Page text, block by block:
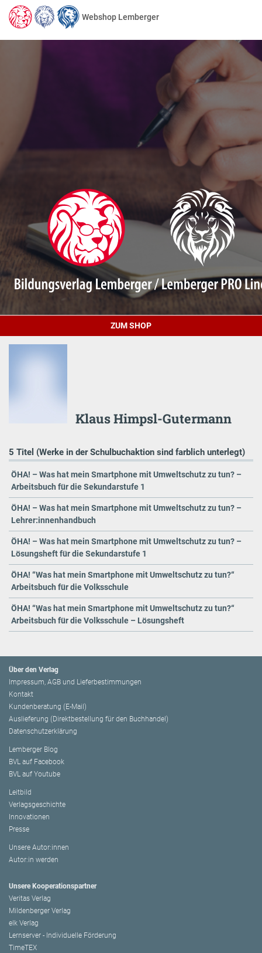
Webshop Lemberger
ZUM SHOP
Klaus Himpsl-Gutermann
5 Titel (Werke in der Schulbuchaktion sind farblich unterlegt)
ÖHA! – Was hat mein Smartphone mit Umweltschutz zu tun? –
Arbeitsbuch für die Sekundarstufe 1
ÖHA! – Was hat mein Smartphone mit Umweltschutz zu tun? –
Lehrer:innenhandbuch
ÖHA! – Was hat mein Smartphone mit Umweltschutz zu tun? –
Lösungsheft für die Sekundarstufe 1
ÖHA! “Was hat mein Smartphone mit Umweltschutz zu tun?“
Arbeitsbuch für die Volksschule
ÖHA! “Was hat mein Smartphone mit Umweltschutz zu tun?“
Arbeitsbuch für die Volksschule – Lösungsheft
Über den Verlag
Impressum, AGB und Lieferbestimmungen
Kontakt
Kundenberatung (E-Mail)
Auslieferung (Direktbestellung für den Buchhandel)
Datenschutzerklärung
Lemberger Blog
BVL auf Facebook
BVL auf Youtube
Leitbild
Verlagsgeschichte
Innovationen
Presse
Unsere Autor:innen
Autor:in werden
Unsere Kooperationspartner
Veritas Verlag
Mildenberger Verlag
elk Verlag
Lernserver - Individuelle Förderung
TimeTEX